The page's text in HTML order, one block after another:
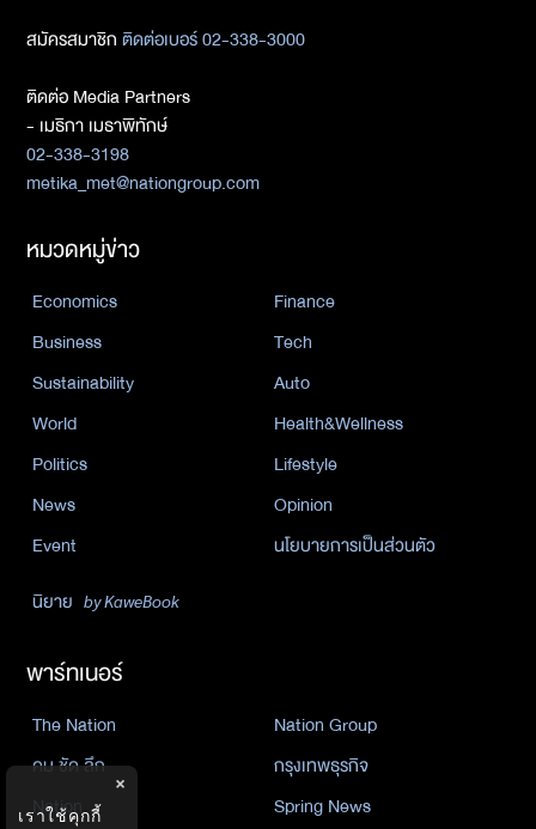
สมัครสมาชิกติดต่อเบอร์ 02-338-3000
ติดต่อ Media Partners
- เมธิกา เมธาพิทักษ์
02-338-3198
metika_met@nationgroup.com
หมวดหมู่ข่าว
Economics
Finance
Business
Tech
Sustainability
Auto
World
Health&Wellness
Politics
Lifestyle
News
Opinion
Event
นโยบายการเป็นส่วนตัว
นิยาย by KaweBook
พาร์ทเนอร์
The Nation
Nation Group
คม ชัด ลึก
กรุงเทพธุรกิจ
Nation
Spring News
×
เราใช้คุกกี้